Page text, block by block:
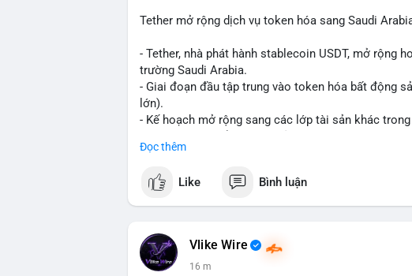
Tether mở rộng dịch vụ token hóa sang Saudi
- Tether, nhà phát hành stablecoin USDT, mở rộng
trường Saudi Arabia.
- Giai đoạn đầu tập trung vào token hóa bất động
lớn).
- Kế hoạch mở rộng sang các lớp tài sản khác
blockchain.
#binancesquare #cryptonews #usdt
#blockchain
$usdt
#vlikevn #titanbot
Đọc thêm
Like Bình luận
Vlike Wire
16 m